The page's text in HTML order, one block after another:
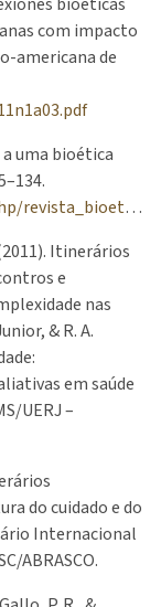
com impacto
americana de
uma bioética
article/view/97/102
Itinerários
e
nas
& R. A.
em saúde
UERJ –
do cuidado e do
Internacional
ABRASCO.